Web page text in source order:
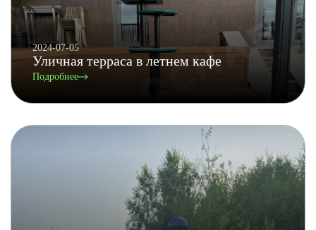
2024-07-05
Уличная терраса в летнем кафе
Подробнее